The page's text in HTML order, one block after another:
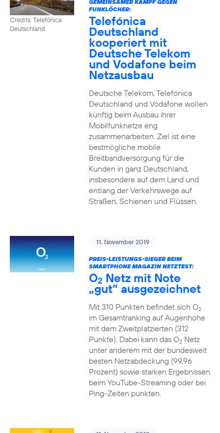
Credits: Telefónica
Deutschland
GEMEINSAMER KAMPF GEGEN
FUNKLÖCHER:
Telefónica
Deutschland
kooperiert mit
Deutsche Telekom
und Vodafone beim
Netzausbau
Deutsche Telekom, Telefónica
Deutschland und Vodafone wollen
künftig beim Ausbau ihrer
Mobilfunknetze eng
zusammenarbeiten. Ziel ist eine
bestmögliche mobile
Breitbandversorgung für die
Kunden in ganz Deutschland,
insbesondere auf dem Land und
entlang der Verkehrswege auf
Straßen, Schienen und Flüssen.
11. November 2019
PREIS-LEISTUNGS-SIEGER BEIM
SMARTPHONE MAGAZIN NETZTEST:
O2 Netz mit Note
„gut“ ausgezeichnet
Mit 310 Punkten befindet sich O2
im Gesamtranking auf Augenhöhe
mit dem Zweitplatzierten (312
Punkte). Dabei kann das O2Netz
unter anderem mit der bundesweit
besten Netzabdeckung (99,96
Prozent) sowie starken Ergebnissen
beim YouTube-Streaming oder bei
Ping-Zeiten punkten.